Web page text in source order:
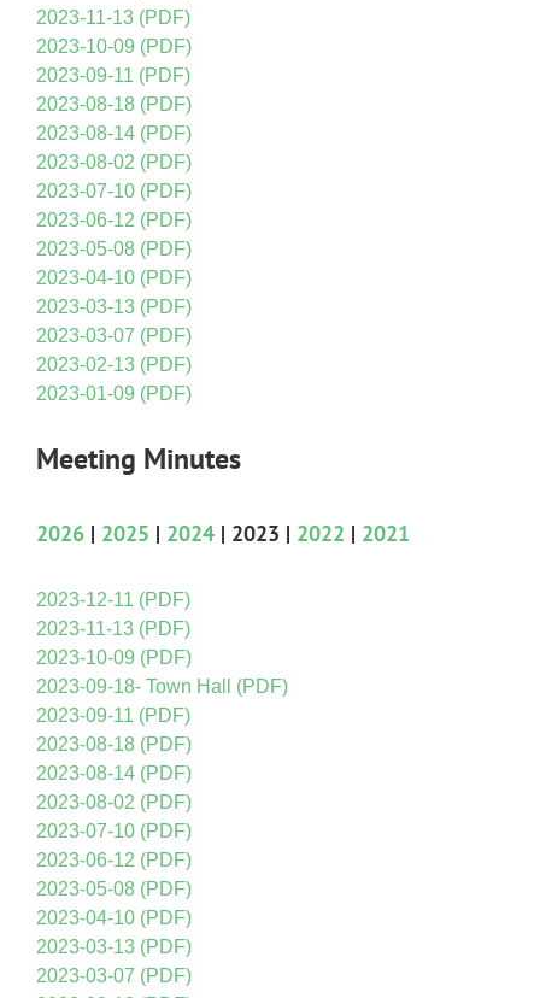
2023-11-13 (PDF)
2023-10-09 (PDF)
2023-09-11 (PDF)
2023-08-18 (PDF)
2023-08-14 (PDF)
2023-08-02 (PDF)
2023-07-10 (PDF)
2023-06-12 (PDF)
2023-05-08 (PDF)
2023-04-10 (PDF)
2023-03-13 (PDF)
2023-03-07 (PDF)
2023-02-13 (PDF)
2023-01-09 (PDF)
Meeting Minutes
2026 | 2025 | 2024 | 2023 | 2022 | 2021
2023-12-11 (PDF)
2023-11-13 (PDF)
2023-10-09 (PDF)
2023-09-18- Town Hall (PDF)
2023-09-11 (PDF)
2023-08-18 (PDF)
2023-08-14 (PDF)
2023-08-02 (PDF)
2023-07-10 (PDF)
2023-06-12 (PDF)
2023-05-08 (PDF)
2023-04-10 (PDF)
2023-03-13 (PDF)
2023-03-07 (PDF)